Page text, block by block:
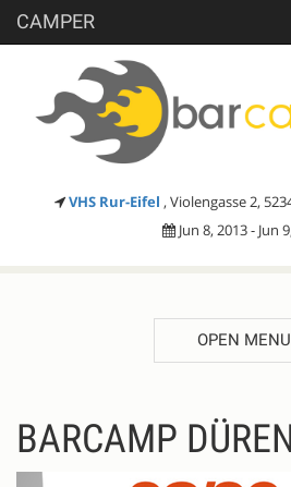
CAMPER
VHS Rur-Eifel , Violengasse 2,
Jun 8, 2013 - Jun
OPEN MENU
BARCAMP